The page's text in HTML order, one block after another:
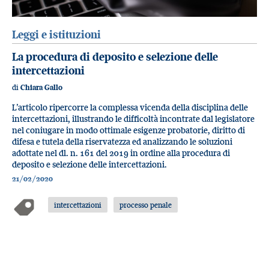
Leggi e istituzioni
La procedura di deposito e selezione delle
intercettazioni
di Chiara Gallo
L’articolo ripercorre la complessa vicenda della disciplina delle
intercettazioni, illustrando le difficoltà incontrate dal legislatore
nel coniugare in modo ottimale esigenze probatorie, diritto di
difesa e tutela della riservatezza ed analizzando le soluzioni
adottate nel dl. n. 161 del 2019 in ordine alla procedura di
deposito e selezione delle intercettazioni.
21/02/2020
intercettazioni processo penale